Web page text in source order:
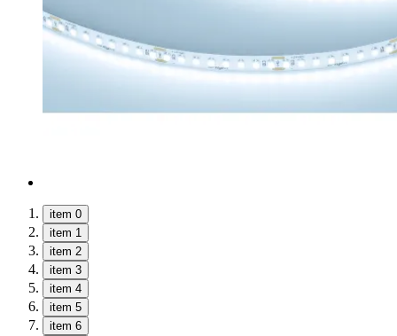
item 0
item 1
item 2
item 3
item 4
item 5
item 6